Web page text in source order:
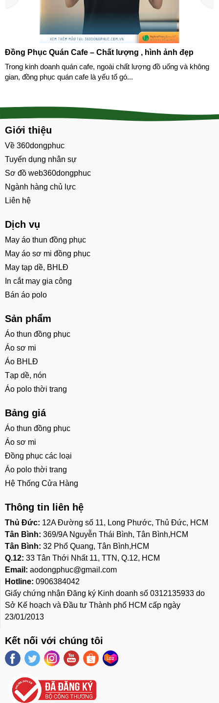
Đồng Phục Quán Cafe – Chất lượng , hình ảnh đẹp
Trong kinh doanh quán cafe, ngoài chất lượng đồ uống và không
gian, đồng phục quán cafe là yếu tố gó...
Giới thiệu
Về 360dongphuc
Tuyển dụng nhân sự
Sơ đồ web360dongphuc
Ngành hàng chủ lực
Liên hệ
Dịch vụ
May áo thun đồng phục
May áo sơ mi đồng phục
May tạp dề, BHLĐ
In cắt may gia công
Bán áo polo
Sản phẩm
Áo thun đồng phục
Áo sơ mi
Áo BHLĐ
Tạp dề, nón
Áo polo thời trang
Bảng giá
Áo thun đồng phục
Áo sơ mi
Đồng phục các loại
Áo polo thời trang
Hệ Thống Cửa Hàng
Thông tin liên hệ
Thủ Đức: 12A Đường số 11, Long Phước, Thủ Đức, HCM
Tân Bình: 369/9A Nguyễn Thái Bình, Tân Bình,HCM
Tân Bình: 32 Phổ Quang, Tân Bình,HCM
Q.12: 33 Tân Thới Nhất 11, TTN, Q.12, HCM
Email: aodongphuc@gmail.com
Hotline: 0906384042
Giấy chứng nhận Đăng ký Kinh doanh số 0312135933 do
Sở Kế hoạch và Đầu tư Thành phố HCM cấp ngày
23/01/2013
Kết nối với chúng tôi